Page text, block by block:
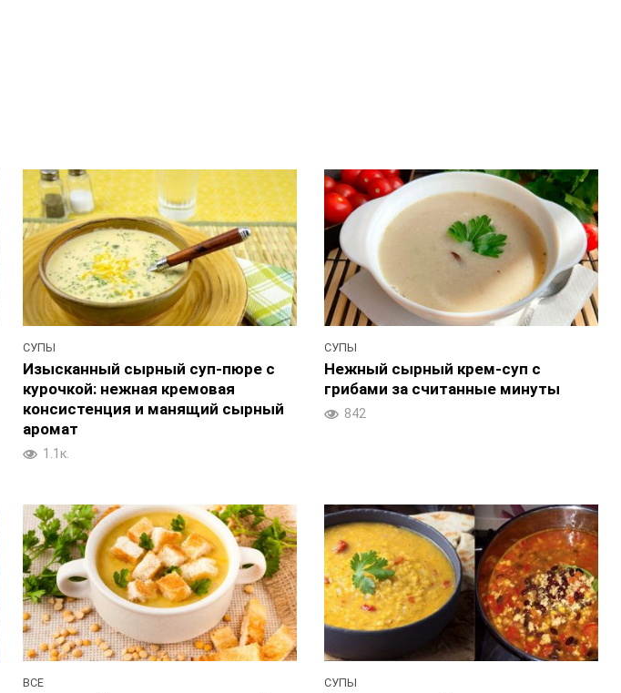
СУПЫ
Изысканный сырный суп-пюре с
курочкой: нежная кремовая
консистенция и манящий сырный
аромат
1.1к.
СУПЫ
Нежный сырный крем-суп с
грибами за считанные минуты
842
ВСЕ СУПЫ